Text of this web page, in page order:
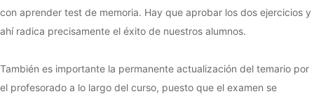
con aprender test de memoria. Hay que aprobar los dos ejercicios y
ahí radica precisamente el éxito de nuestros alumnos.
También es importante la permanente actualización del temario por
el profesorado a lo largo del curso, puesto que el examen se